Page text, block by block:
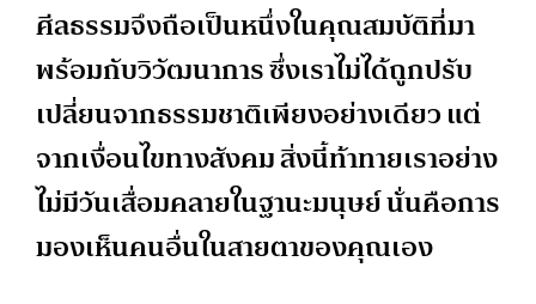
ศีลธรรมจึงถือเป็นหนึ่งในคุณสมบัติที่มา
พร้อมกับวิวัฒนาการ ซึ่งเราไม่ได้ถูกปรับ
เปลี่ยนจากธรรมชาติเพียงอย่างเดียว แต่
จากเงื่อนไขทางสังคม สิ่งนี้ท้าทายเราอย่าง
ไม่มีวันเสื่อมคลายในฐานะมนุษย์ นั่นคือการ
มองเห็นคนอื่นในสายตาของคุณเอง